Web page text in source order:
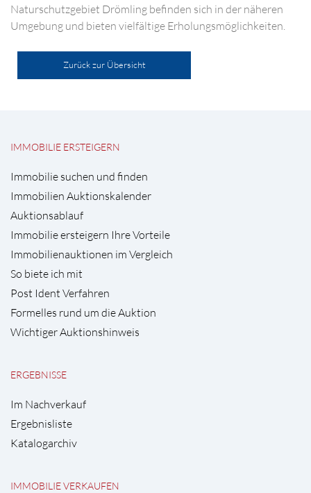
Naturschutzgebiet Drömling befinden sich in der näheren
Umgebung und bieten vielfältige Erholungsmöglichkeiten.
Zurück zur Übersicht
IMMOBILIE ERSTEIGERN
Immobilie suchen und finden
Immobilien Auktionskalender
Auktionsablauf
Immobilie ersteigern Ihre Vorteile
Immobilienauktionen im Vergleich
So biete ich mit
Post Ident Verfahren
Formelles rund um die Auktion
Wichtiger Auktionshinweis
ERGEBNISSE
Im Nachverkauf
Ergebnisliste
Katalogarchiv
IMMOBILIE VERKAUFEN